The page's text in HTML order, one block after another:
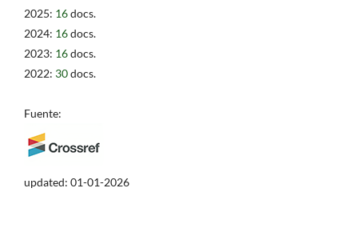
2025: 16docs.
2024: 16docs.
2023: 16docs.
2022: 30docs.
Fuente:
updated: 01-01-2026